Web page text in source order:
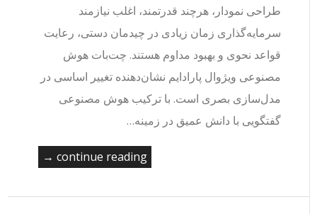
طراحی نمودار، هرچند قدرتمند، اغلب نیازمند
سرمایه‌گذاری زمان زیادی در چیدمان دستی، رعایت
قواعد نحوی و بهبود مداوم هستند. چت‌بات هوش
مصنوعی ویژوال پارادایم نشان‌دهنده تغییر اساسی در
مدل‌سازی بصری است. با ترکیب هوش مصنوعی
گفتگویی با دانش عمیق در زمینه…
continue reading →